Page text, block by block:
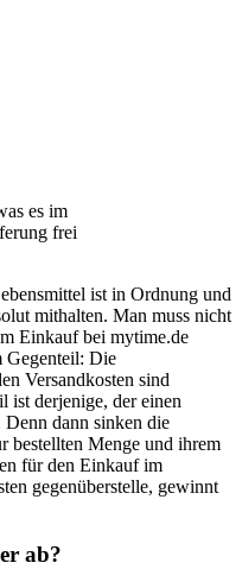
es im
frei
ist in Ordnung und
mithalten. Man muss nicht
Einkauf bei mytime.de
Gegenteil: Die
Versandkosten sind
ist derjenige, der einen
dann sinken die
bestellten Menge und ihrem
für den Einkauf im
gegenüberstelle, gewinnt
ab?